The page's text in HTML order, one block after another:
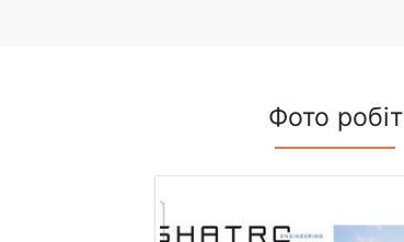
Фото робіт